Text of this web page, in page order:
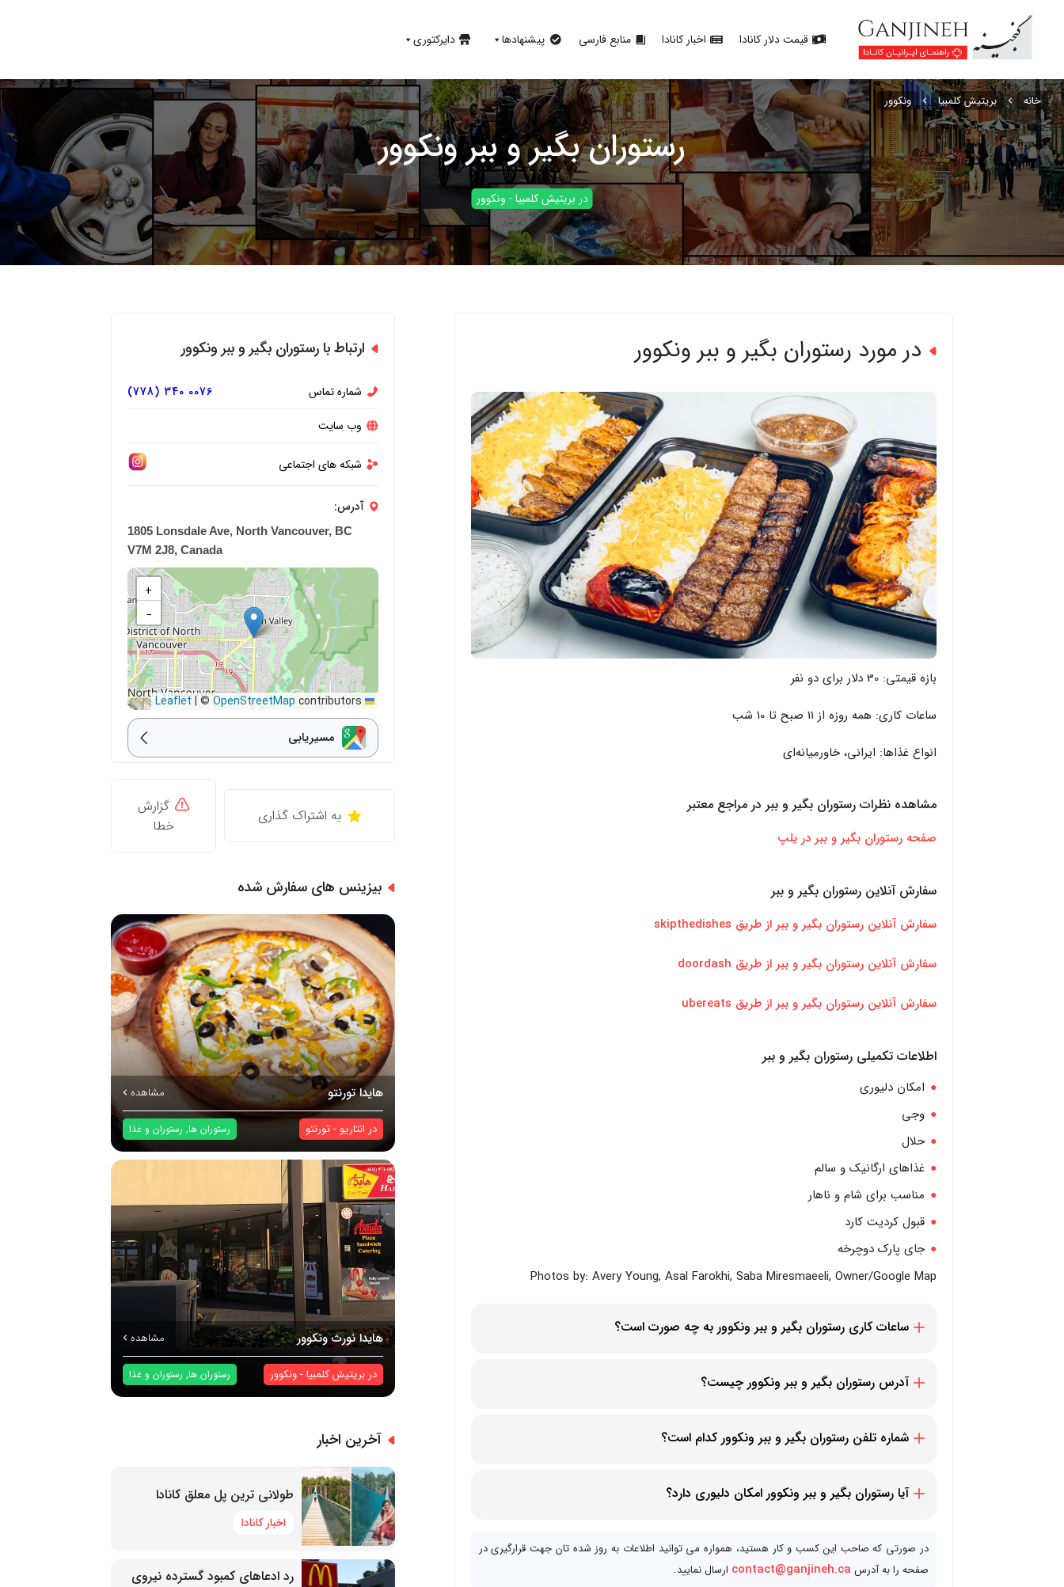
قیمت دلار کانادا اخبار کانادا منابع فارسی پیشنهادها دایرکتوری
خانه بریتیش کلمبیا ونکوور
رستوران بگیر و ببر ونکوور
در بریتیش کلمبیا- ونکوور
در مورد رستوران بگیر و ببر ونکوور
بازه قیمتی: 30 دلار برای دو نفر
ساعات کاری: همه روزه از 11 صبح تا 10 شب
انواع غذاها: ایرانی، خاورمیانه‌ای
مشاهده نظرات رستوران بگیر و ببر در مراجع معتبر
صفحه رستوران بگیر و ببر در یلپ
سفارش آنلاین رستوران بگیر و ببر
سفارش آنلاین رستوران بگیر و ببر از طریق skipthedishes
سفارش آنلاین رستوران بگیر و ببر از طریق doordash
سفارش آنلاین رستوران بگیر و ببر از طریق ubereats
اطلاعات تکمیلی رستوران بگیر و ببر
امکان دلیوری
وجی
حلال
غذاهای ارگانیک و سالم
مناسب برای شام و ناهار
قبول کردیت کارد
جای پارک دوچرخه
Photos by: Avery Young, Asal Farokhi, Saba Miresmaeeli, Owner/Google Map
ساعات کاری رستوران بگیر و ببر ونکوور به چه صورت است؟
آدرس رستوران بگیر و ببر ونکوور چیست؟
شماره تلفن رستوران بگیر و ببر ونکوور کدام است؟
آیا رستوران بگیر و ببر ونکوور امکان دلیوری دارد؟
در صورتی که صاحب این کسب و کار هستید، همواره می توانید اطلاعات به روز شده تان جهت قرارگیری در
صفحه را به آدرس contact@ganjineh.ca ارسال نمایید.
ارتباط با رستوران بگیر و ببر ونکوور
شماره تماس
0076 340 (778)
وب سایت
شبکه های اجتماعی
آدرس:
1805 Lonsdale Ave, North Vancouver, BC
V7M 2J8, Canada
+
−
Leaflet
|©OpenStreetMap contributors
مسیریابی
به اشتراک گذاری
گزارش
خطا
بیزینس های سفارش شده
هایدا تورنتو مشاهده
در انتاریو -تورنتو رستوران ها, رستوران و غذا
هایدا نورث ونکوور مشاهده
در بریتیش کلمبیا-ونکوور رستوران ها, رستوران و غذا
آخرین اخبار
طولانی ترین پل معلق کانادا
اخبار کانادا
رد ادعاهای کمبود گسترده نیروی